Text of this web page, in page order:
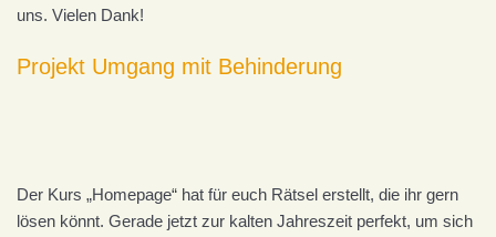
uns. Vielen Dank!
Projekt Umgang mit Behinderung
Der Kurs „Homepage“ hat für euch Rätsel erstellt, die ihr gern
lösen könnt. Gerade jetzt zur kalten Jahreszeit perfekt, um sich